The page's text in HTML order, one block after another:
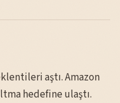
aştı. Amazon
hedefine ulaştı.